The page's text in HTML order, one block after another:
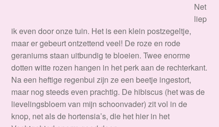
Contact
Net
liep
ik even door onze tuin. Het is een klein postzegeltje,
maar er gebeurt ontzettend veel! De roze en rode
geraniums staan uitbundig te bloeien. Twee enorme
dotten witte rozen hangen in het perk aan de rechterkant.
Na een heftige regenbui zijn ze een beetje ingestort,
maar nog steeds even prachtig. De hibiscus (het was de
lievelingsbloem van mijn schoonvader) zit vol in de
knop, net als de hortensia’s, die het hier in het